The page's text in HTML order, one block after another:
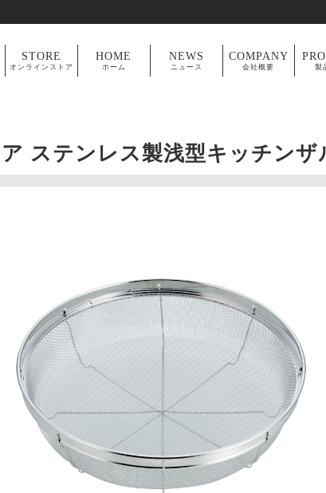
STORE
オンラインストア
HOME
ホーム
NEWS
ニュース
COMPANY
会社概要 製
ステンレス製浅型キッチンザ